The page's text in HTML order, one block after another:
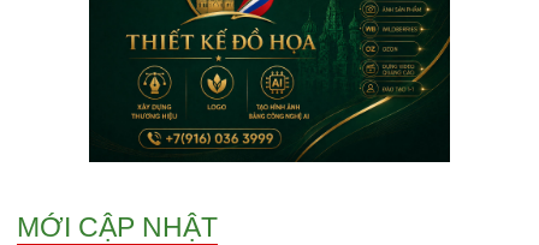
MỚI CẬP NHẬT